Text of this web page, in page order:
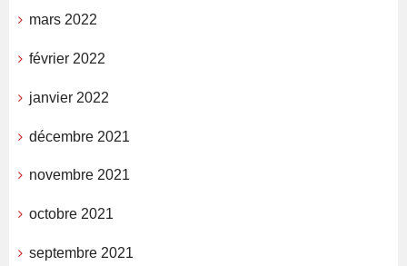
mars 2022
février 2022
janvier 2022
décembre 2021
novembre 2021
octobre 2021
septembre 2021